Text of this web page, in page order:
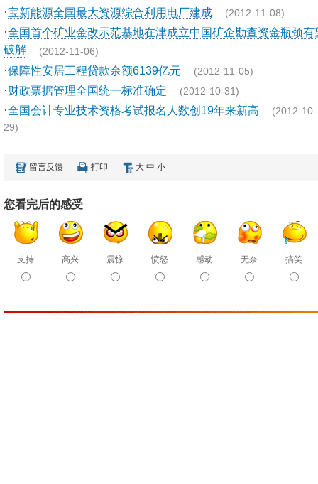
·宝新能源全国最大资源综合利用电厂建成 (2012-11-08)
·全国首个矿业金改示范基地在津成立中国矿企勘查资金瓶颈有
破解 (2012-11-06)
·保障性安居工程贷款余额6139亿元 (2012-11-05)
·财政票据管理全国统一标准确定 (2012-10-31)
·全国会计专业技术资格考试报名人数创19年来新高 (2012-10-
29)
留言反馈 打印 大 中 小
您看完后的感受
支持 高兴 震惊 愤怒 感动 无奈 搞笑